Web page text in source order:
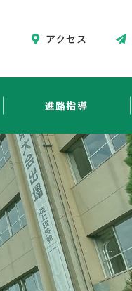
進路指導
アクセス